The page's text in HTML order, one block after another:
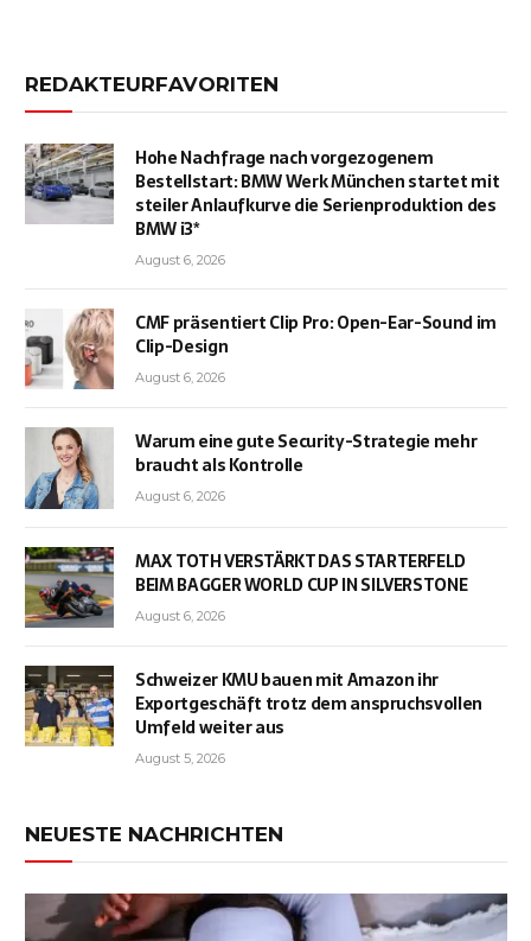
REDAKTEURFAVORITEN
Hohe Nachfrage nach vorgezogenem
Bestellstart: BMW Werk München startet mit
steiler Anlaufkurve die Serienproduktion des
BMW i3*
August 6, 2026
CMF präsentiert Clip Pro: Open-Ear-Sound im
Clip-Design
August 6, 2026
Warum eine gute Security-Strategie mehr
braucht als Kontrolle
August 6, 2026
MAX TOTH VERSTÄRKT DAS STARTERFELD
BEIM BAGGER WORLD CUP IN SILVERSTONE
August 6, 2026
Schweizer KMU bauen mit Amazon ihr
Exportgeschäft trotz dem anspruchsvollen
Umfeld weiter aus
August 5, 2026
NEUESTE NACHRICHTEN